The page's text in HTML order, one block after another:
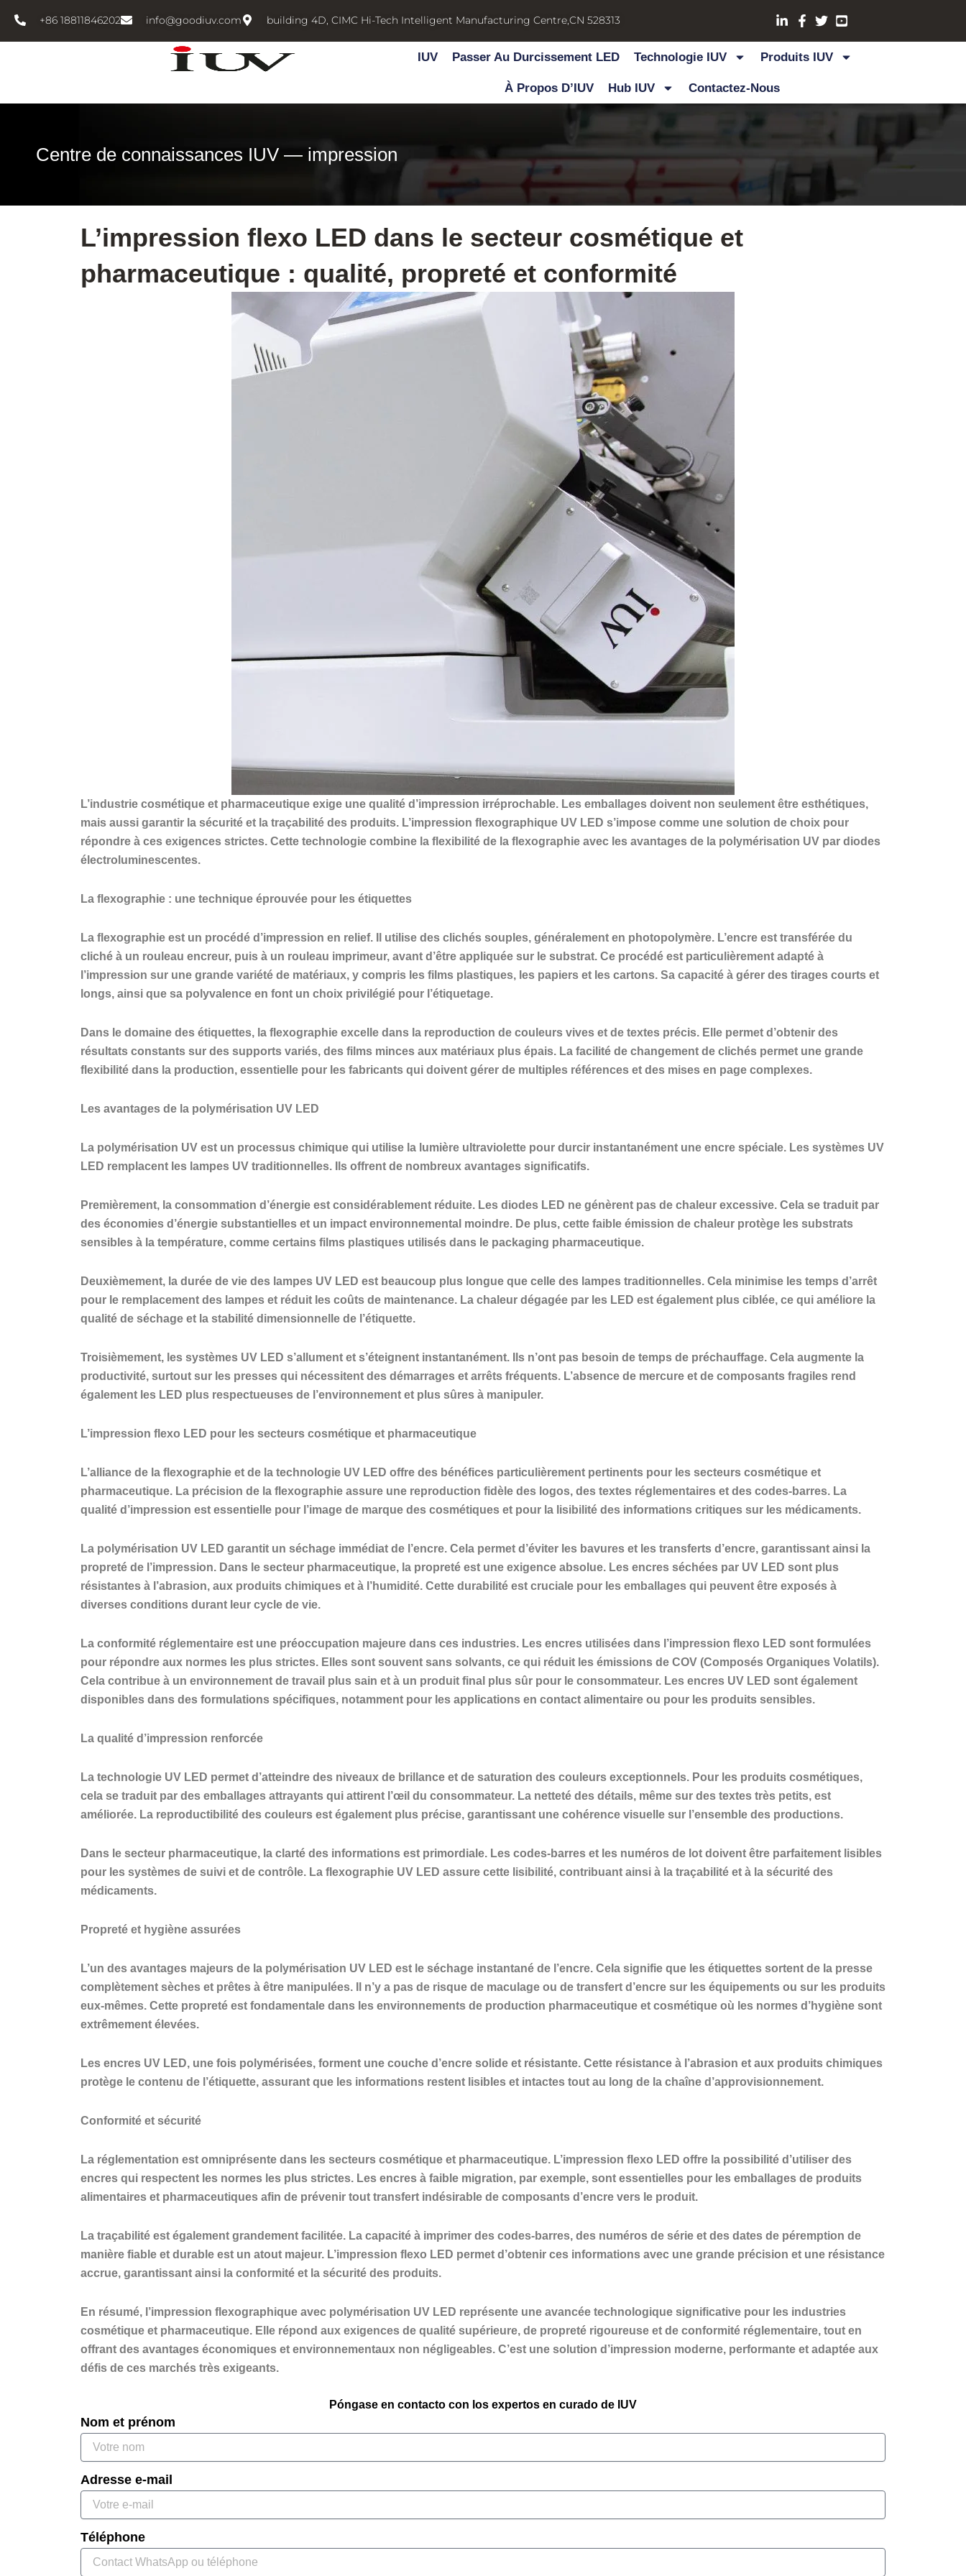
内
+86 18811846202 info@goodiuv.com building 4D, CIMC Hi-Tech Intelligent Manufacturing Centre,CN 528313
IUV Passer Au Durcissement LED Technologie IUV Produits IUV
À Propos D’IUV Hub IUV Contactez-Nous
Centre de connaissances IUV — impression
L’impression flexo LED dans le secteur cosmétique et
pharmaceutique : qualité, propreté et conformité
L’industrie cosmétique et pharmaceutique exige une qualité d’impression irréprochable. Les emballages doivent non seulement être esthétiques,
mais aussi garantir la sécurité et la traçabilité des produits. L’impression flexographique UV LED s’impose comme une solution de choix pour
répondre à ces exigences strictes. Cette technologie combine la flexibilité de la flexographie avec les avantages de la polymérisation UV par diodes
électroluminescentes.
La flexographie : une technique éprouvée pour les étiquettes
La flexographie est un procédé d’impression en relief. Il utilise des clichés souples, généralement en photopolymère. L’encre est transférée du
cliché à un rouleau encreur, puis à un rouleau imprimeur, avant d’être appliquée sur le substrat. Ce procédé est particulièrement adapté à
l’impression sur une grande variété de matériaux, y compris les films plastiques, les papiers et les cartons. Sa capacité à gérer des tirages courts et
longs, ainsi que sa polyvalence en font un choix privilégié pour l’étiquetage.
Dans le domaine des étiquettes, la flexographie excelle dans la reproduction de couleurs vives et de textes précis. Elle permet d’obtenir des
résultats constants sur des supports variés, des films minces aux matériaux plus épais. La facilité de changement de clichés permet une grande
flexibilité dans la production, essentielle pour les fabricants qui doivent gérer de multiples références et des mises en page complexes.
Les avantages de la polymérisation UV LED
La polymérisation UV est un processus chimique qui utilise la lumière ultraviolette pour durcir instantanément une encre spéciale. Les systèmes UV
LED remplacent les lampes UV traditionnelles. Ils offrent de nombreux avantages significatifs.
Premièrement, la consommation d’énergie est considérablement réduite. Les diodes LED ne génèrent pas de chaleur excessive. Cela se traduit par
des économies d’énergie substantielles et un impact environnemental moindre. De plus, cette faible émission de chaleur protège les substrats
sensibles à la température, comme certains films plastiques utilisés dans le packaging pharmaceutique.
Deuxièmement, la durée de vie des lampes UV LED est beaucoup plus longue que celle des lampes traditionnelles. Cela minimise les temps d’arrêt
pour le remplacement des lampes et réduit les coûts de maintenance. La chaleur dégagée par les LED est également plus ciblée, ce qui améliore la
qualité de séchage et la stabilité dimensionnelle de l’étiquette.
Troisièmement, les systèmes UV LED s’allument et s’éteignent instantanément. Ils n’ont pas besoin de temps de préchauffage. Cela augmente la
productivité, surtout sur les presses qui nécessitent des démarrages et arrêts fréquents. L’absence de mercure et de composants fragiles rend
également les LED plus respectueuses de l’environnement et plus sûres à manipuler.
L’impression flexo LED pour les secteurs cosmétique et pharmaceutique
L’alliance de la flexographie et de la technologie UV LED offre des bénéfices particulièrement pertinents pour les secteurs cosmétique et
pharmaceutique. La précision de la flexographie assure une reproduction fidèle des logos, des textes réglementaires et des codes-barres. La
qualité d’impression est essentielle pour l’image de marque des cosmétiques et pour la lisibilité des informations critiques sur les médicaments.
La polymérisation UV LED garantit un séchage immédiat de l’encre. Cela permet d’éviter les bavures et les transferts d’encre, garantissant ainsi la
propreté de l’impression. Dans le secteur pharmaceutique, la propreté est une exigence absolue. Les encres séchées par UV LED sont plus
résistantes à l’abrasion, aux produits chimiques et à l’humidité. Cette durabilité est cruciale pour les emballages qui peuvent être exposés à
diverses conditions durant leur cycle de vie.
La conformité réglementaire est une préoccupation majeure dans ces industries. Les encres utilisées dans l’impression flexo LED sont formulées
pour répondre aux normes les plus strictes. Elles sont souvent sans solvants, ce qui réduit les émissions de COV (Composés Organiques Volatils).
Cela contribue à un environnement de travail plus sain et à un produit final plus sûr pour le consommateur. Les encres UV LED sont également
disponibles dans des formulations spécifiques, notamment pour les applications en contact alimentaire ou pour les produits sensibles.
La qualité d’impression renforcée
La technologie UV LED permet d’atteindre des niveaux de brillance et de saturation des couleurs exceptionnels. Pour les produits cosmétiques,
cela se traduit par des emballages attrayants qui attirent l’œil du consommateur. La netteté des détails, même sur des textes très petits, est
améliorée. La reproductibilité des couleurs est également plus précise, garantissant une cohérence visuelle sur l’ensemble des productions.
Dans le secteur pharmaceutique, la clarté des informations est primordiale. Les codes-barres et les numéros de lot doivent être parfaitement lisibles
pour les systèmes de suivi et de contrôle. La flexographie UV LED assure cette lisibilité, contribuant ainsi à la traçabilité et à la sécurité des
médicaments.
Propreté et hygiène assurées
L’un des avantages majeurs de la polymérisation UV LED est le séchage instantané de l’encre. Cela signifie que les étiquettes sortent de la presse
complètement sèches et prêtes à être manipulées. Il n’y a pas de risque de maculage ou de transfert d’encre sur les équipements ou sur les produits
eux-mêmes. Cette propreté est fondamentale dans les environnements de production pharmaceutique et cosmétique où les normes d’hygiène sont
extrêmement élevées.
Les encres UV LED, une fois polymérisées, forment une couche d’encre solide et résistante. Cette résistance à l’abrasion et aux produits chimiques
protège le contenu de l’étiquette, assurant que les informations restent lisibles et intactes tout au long de la chaîne d’approvisionnement.
Conformité et sécurité
La réglementation est omniprésente dans les secteurs cosmétique et pharmaceutique. L’impression flexo LED offre la possibilité d’utiliser des
encres qui respectent les normes les plus strictes. Les encres à faible migration, par exemple, sont essentielles pour les emballages de produits
alimentaires et pharmaceutiques afin de prévenir tout transfert indésirable de composants d’encre vers le produit.
La traçabilité est également grandement facilitée. La capacité à imprimer des codes-barres, des numéros de série et des dates de péremption de
manière fiable et durable est un atout majeur. L’impression flexo LED permet d’obtenir ces informations avec une grande précision et une résistance
accrue, garantissant ainsi la conformité et la sécurité des produits.
En résumé, l’impression flexographique avec polymérisation UV LED représente une avancée technologique significative pour les industries
cosmétique et pharmaceutique. Elle répond aux exigences de qualité supérieure, de propreté rigoureuse et de conformité réglementaire, tout en
offrant des avantages économiques et environnementaux non négligeables. C’est une solution d’impression moderne, performante et adaptée aux
défis de ces marchés très exigeants.
Póngase en contacto con los expertos en curado de IUV
Nom et prénom
Adresse e-mail
Téléphone